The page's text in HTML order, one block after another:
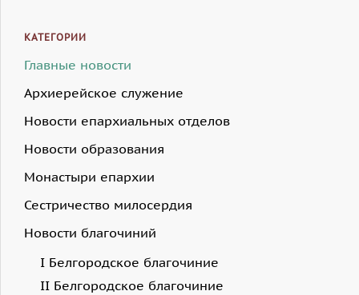
КАТЕГОРИИ
Главные новости
Архиерейское служение
Новости епархиальных отделов
Новости образования
Монастыри епархии
Сестричество милосердия
Новости благочиний
I Белгородское благочиние
II Белгородское благочиние